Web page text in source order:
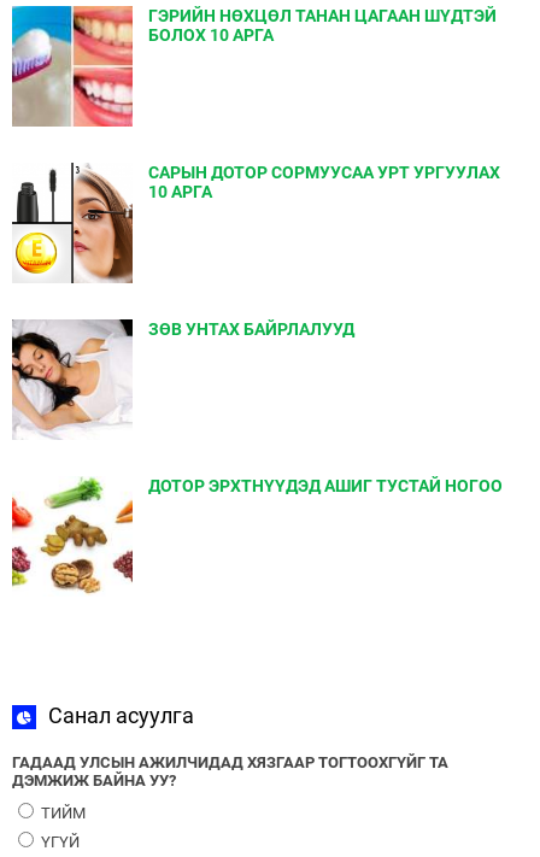
ГЭРИЙН НӨХЦӨЛ ТАНАН ЦАГААН ШҮДТЭЙ
БОЛОХ 10 АРГА
САРЫН ДОТОР СОРМУУСАА УРТ УРГУУЛАХ
10 АРГА
ЗӨВ УНТАХ БАЙРЛАЛУУД
ДОТОР ЭРХТНҮҮДЭД АШИГ ТУСТАЙ НОГОО
Санал асуулга
ГАДААД УЛСЫН АЖИЛЧИДАД ХЯЗГААР ТОГТООХГҮЙГ ТА
ДЭМЖИЖ БАЙНА УУ?
ТИЙМ
ҮГҮЙ